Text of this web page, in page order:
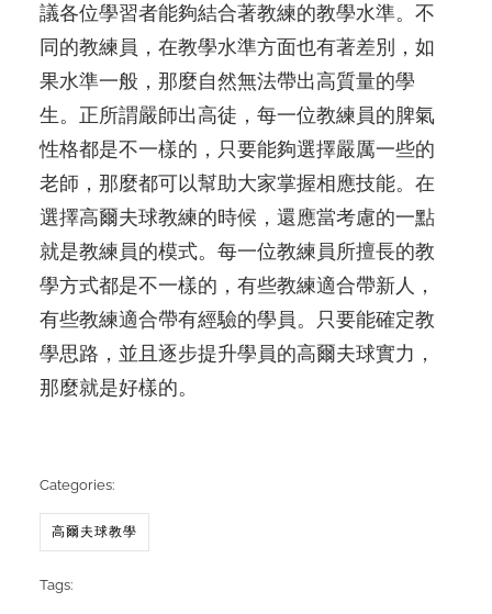
議各位學習者能夠結合著教練的教學水準。不
同的教練員，在教學水準方面也有著差別，如
果水準一般，那麼自然無法帶出高質量的學
生。正所謂嚴師出高徒，每一位教練員的脾氣
性格都是不一樣的，只要能夠選擇嚴厲一些的
老師，那麼都可以幫助大家掌握相應技能。在
選擇高爾夫球教練的時候，還應當考慮的一點
就是教練員的模式。每一位教練員所擅長的教
學方式都是不一樣的，有些教練適合帶新人，
有些教練適合帶有經驗的學員。只要能確定教
學思路，並且逐步提升學員的高爾夫球實力，
那麼就是好樣的。
Categories:
高爾夫球教學
Tags: